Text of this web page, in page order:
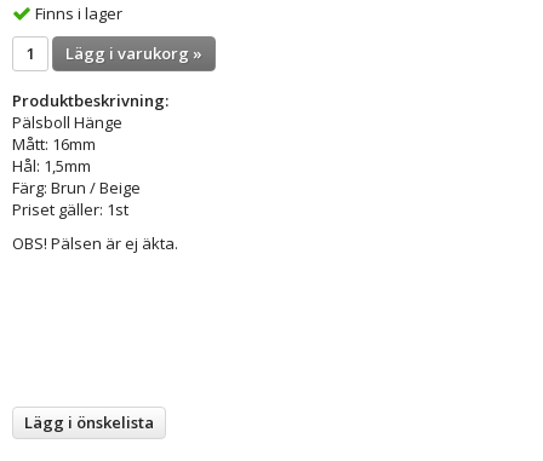
Finns i lager
Lägg i varukorg »
Produktbeskrivning:
Pälsboll Hänge
Mått: 16mm
Hål: 1,5mm
Färg: Brun / Beige
Priset gäller: 1st
OBS! Pälsen är ej äkta.
Lägg i önskelista